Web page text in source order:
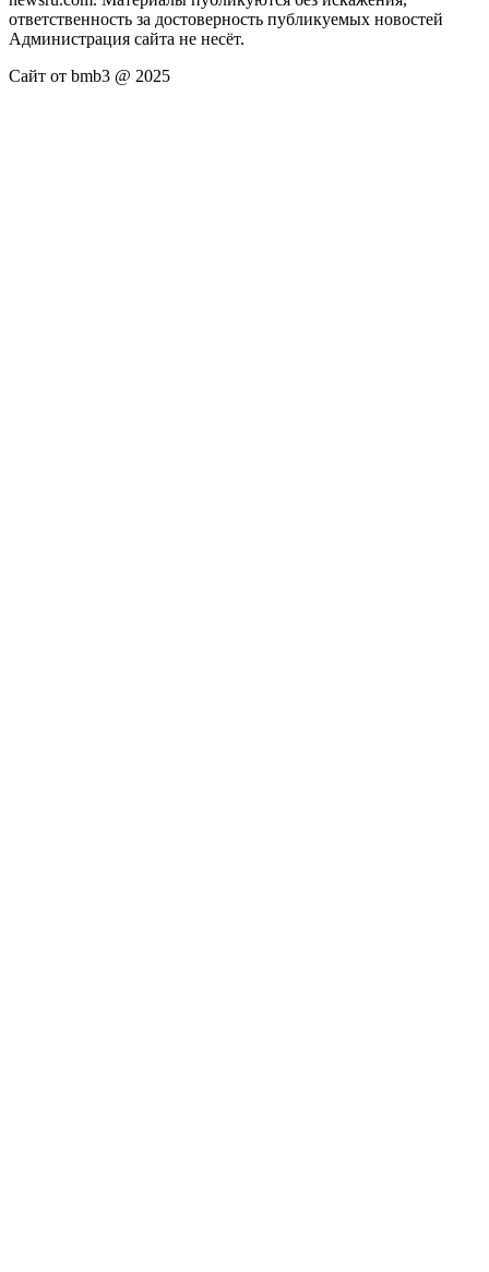
ответственность за достоверность публикуемых новостей
Администрация сайта не несёт.
Сайт от bmb3 @ 2025